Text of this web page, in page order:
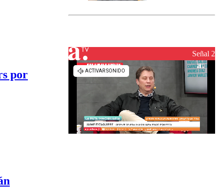
por
el fin de la
reconstrucciónSeñal 2